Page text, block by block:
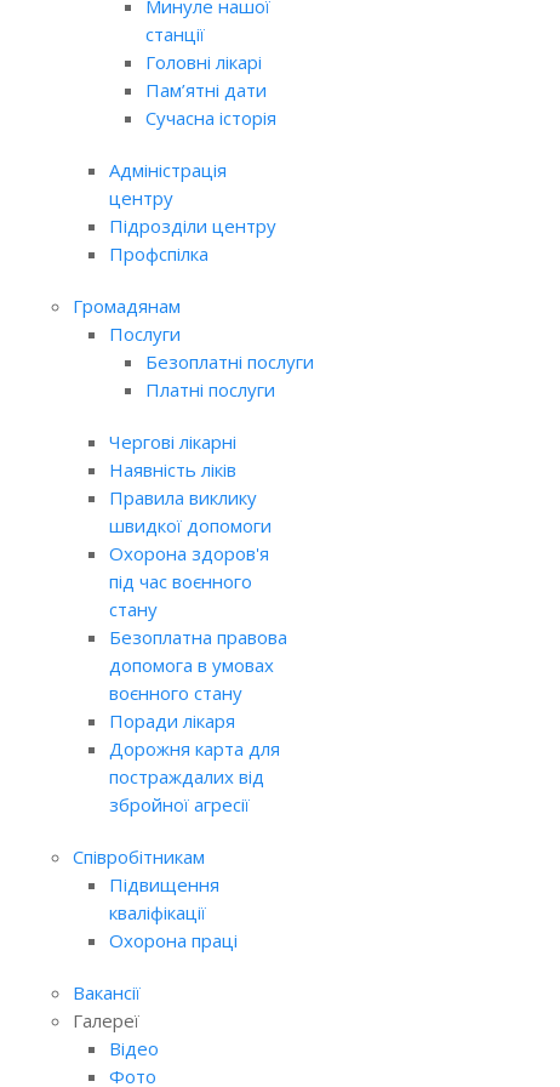
Минуле нашої
станції
Головні лікарі
Пам’ятні дати
Сучасна історія
Адміністрація
центру
Підрозділи центру
Профспілка
Громадянам
Послуги
Безоплатні послуги
Платні послуги
Чергові лікарні
Наявність ліків
Правила виклику
швидкої допомоги
Охорона здоров'я
під час воєнного
стану
Безоплатна правова
допомога в умовах
воєнного стану
Поради лікаря
Дорожня карта для
постраждалих від
збройної агресії
Співробітникам
Підвищення
кваліфікації
Охорона праці
Вакансії
Галереї
Відео
Фото